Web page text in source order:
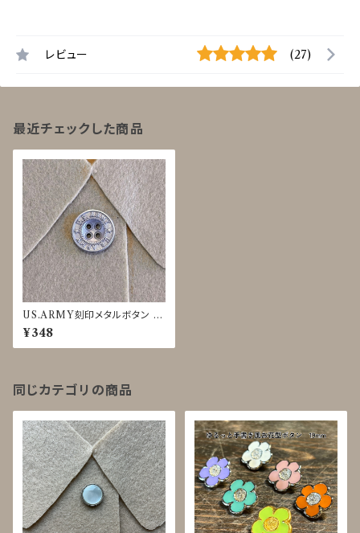
レビュー (27)
最近チェックした商品
US.ARMY刻印メタルボタン 18
mm マットシルバー JDP-0015
¥348
同じカテゴリの商品